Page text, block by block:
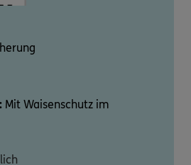
Mit Waisenschutz im